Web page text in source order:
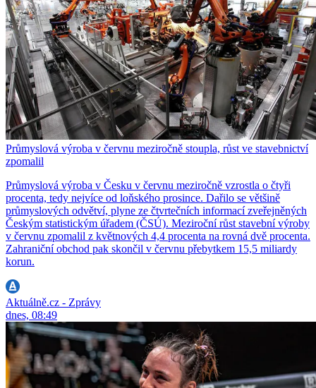
Průmyslová výroba v červnu meziročně stoupla, růst ve stavebnictví
zpomalil
Průmyslová výroba v Česku v červnu meziročně vzrostla o čtyři
procenta, tedy nejvíce od loňského prosince. Dařilo se většině
průmyslových odvětví, plyne ze čtvrtečních informací zveřejněných
Českým statistickým úřadem (ČSÚ). Meziroční růst stavební výroby
v červnu zpomalil z květnových 4,4 procenta na rovná dvě procenta.
Zahraniční obchod pak skončil v červnu přebytkem 15,5 miliardy
korun.
Aktuálně.cz - Zprávy
dnes, 08:49